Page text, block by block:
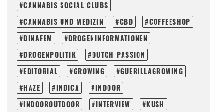
CANNABIS SOCIAL CLUBS
CANNABIS UND MEDIZIN
CBD
COFFEESHOP
DINAFEM
DROGENINFORMATIONEN
DROGENPOLITIK
DUTCH PASSION
EDITORIAL
GROWING
GUERILLAGROWING
HAZE
INDICA
INDOOR
INDOOROUTDOOR
INTERVIEW
KUSH